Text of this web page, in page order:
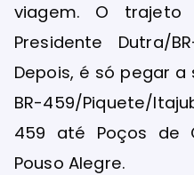
viagem. O trajeto
Presidente Dutra/
Depois, é só pegar a
BR-459/Piquete/
459 até Poços de
Pouso Alegre.